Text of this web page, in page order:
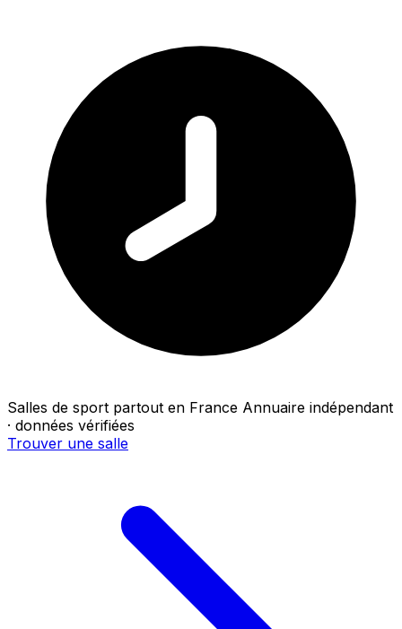
Salles de sport partout en France Annuaire indépendant
· données vérifiées
Trouver une salle